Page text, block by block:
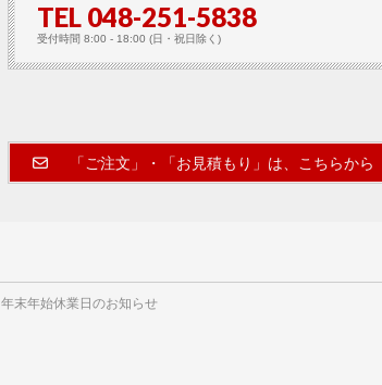
TEL 048-251-5838
受付時間 8:00 - 18:00 (日・祝日除く)
「ご注文」・「お見積もり」は、こちらから
年末年始休業日のお知らせ